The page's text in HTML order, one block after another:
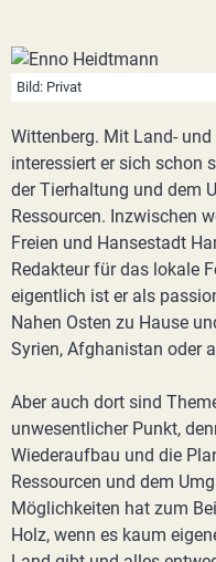
Bild: Privat
Wittenberg. Mit Land-
interessiert er sich schon
der Tierhaltung und dem
Ressourcen. Inzwischen
Freien und Hansestadt
Redakteur für das lokale
eigentlich ist er als
Nahen Osten zu Hause
Syrien, Afghanistan oder
Aber auch dort sind
unwesentlicher Punkt,
Wiederaufbau und die
Ressourcen und dem
Möglichkeiten hat zum
Holz, wenn es kaum